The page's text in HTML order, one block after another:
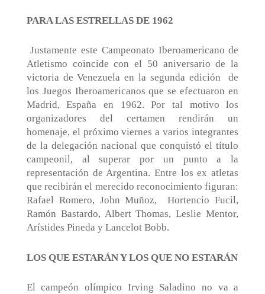
PARA LAS ESTRELLAS DE 1962
Justamente este Campeonato Iberoamericano de
Atletismo coincide con el 50 aniversario de la
victoria de Venezuela en la segunda edición
de
los Juegos Iberoamericanos que se efectuaron en
Madrid, España en 1962. Por tal motivo los
organizadores del certamen rendirán un
homenaje, el próximo viernes a varios integrantes
de la delegación nacional que conquistó el título
campeonil, al superar por un punto a la
representación de Argentina. Entre los ex atletas
que recibirán el merecido reconocimiento figuran:
Rafael Romero, John Muñoz,
Hortencio Fucil,
Ramón Bastardo, Albert Thomas, Leslie Mentor,
Arístides Pineda y Lancelot Bobb.
LOS QUE ESTARÁN Y LOS QUE NO ESTARÁN
El campeón olímpico Irving Saladino no va a